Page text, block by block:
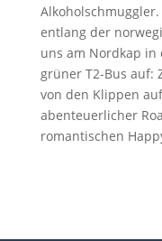
entlang der
uns am Nordkap in
grüner T2-Bus auf:
von den Klippen
abenteuerlicher
romantischen